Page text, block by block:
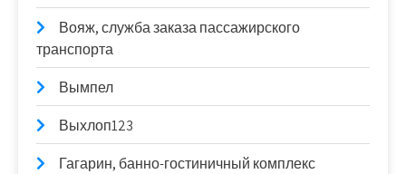
Вояж, служба заказа пассажирского
транспорта
Вымпел
Выхлоп123
Гагарин, банно-гостиничный комплекс